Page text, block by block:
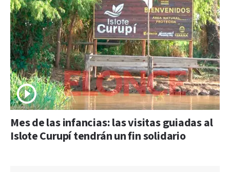
Mes de las infancias: las visitas guiadas al
Islote Curupí tendrán un fin solidario